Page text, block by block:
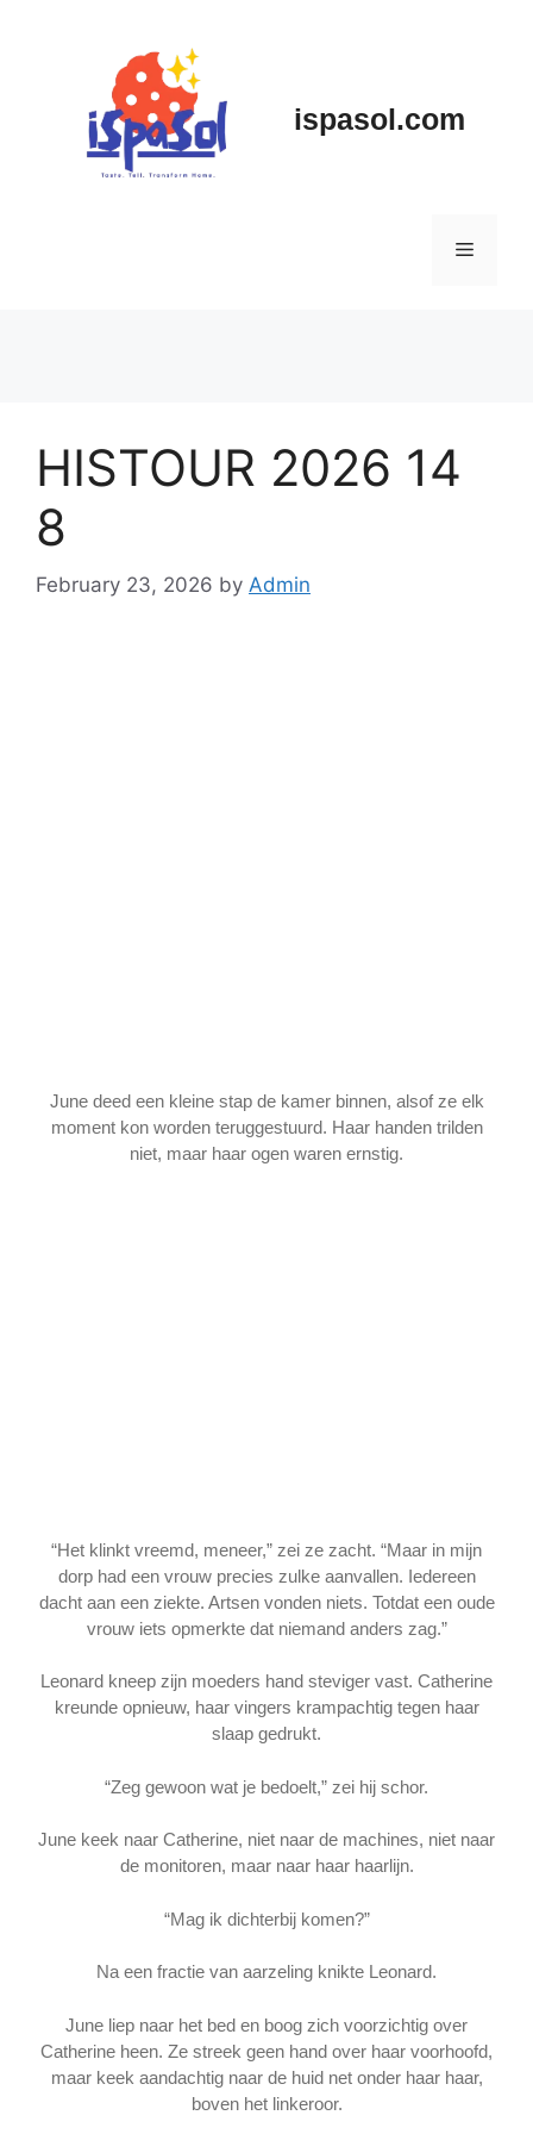
ispasol.com
Menu
HISTOUR 2026 14
8
February 23, 2026 by Admin
June deed een kleine stap de kamer binnen, alsof ze elk
moment kon worden teruggestuurd. Haar handen trilden
niet, maar haar ogen waren ernstig.
“Het klinkt vreemd, meneer,” zei ze zacht. “Maar in mijn
dorp had een vrouw precies zulke aanvallen. Iedereen
dacht aan een ziekte. Artsen vonden niets. Totdat een oude
vrouw iets opmerkte dat niemand anders zag.”
Leonard kneep zijn moeders hand steviger vast. Catherine
kreunde opnieuw, haar vingers krampachtig tegen haar
slaap gedrukt.
“Zeg gewoon wat je bedoelt,” zei hij schor.
June keek naar Catherine, niet naar de machines, niet naar
de monitoren, maar naar haar haarlijn.
“Mag ik dichterbij komen?”
Na een fractie van aarzeling knikte Leonard.
June liep naar het bed en boog zich voorzichtig over
Catherine heen. Ze streek geen hand over haar voorhoofd,
maar keek aandachtig naar de huid net onder haar haar,
boven het linkeroor.